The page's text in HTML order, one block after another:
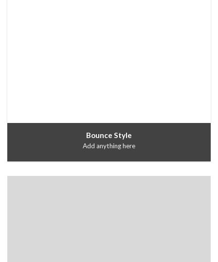
Bounce Style
Add anything here